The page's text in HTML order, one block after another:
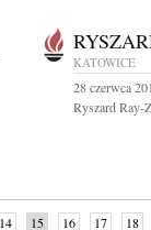
KATOWICE
28 czerwca
Ryszard Ray-
14 15 16 17 18